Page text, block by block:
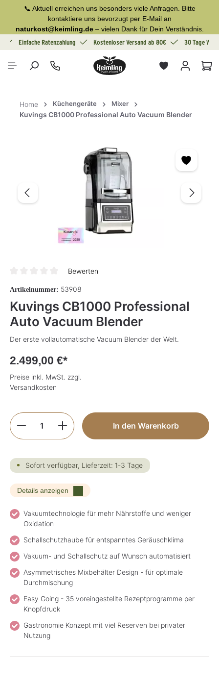
springen
📞 Aktuell erreichen uns besonders viele Anfragen. Bitte
kontaktiere uns bevorzugt per E-Mail an
naturkost@keimling.de– vielen Dank für Dein Verständnis.
Einfache Ratenzahlung Kostenloser Versand ab 80€ 30 Tage
Home Küchengeräte Mixer
Kuvings CB1000 Professional Auto Vacuum Blender
Bewerten
Artikelnummer: 53908
Kuvings CB1000 Professional
Auto Vacuum Blender
Der erste vollautomatische Vacuum Blender der Welt.
2.499,00 €*
Preise inkl. MwSt. zzgl.
Versandkosten
Produkt Anzahl: Gib den gewünschten
In den Warenkorb
Sofort verfügbar, Lieferzeit: 1-3 Tage
Details anzeigen
Vakuumtechnologie für mehr Nährstoffe und weniger
Oxidation
Schallschutzhaube für entspanntes Geräuschklima
Vakuum- und Schallschutz auf Wunsch automatisiert
Asymmetrisches Mixbehälter Design - für optimale
Durchmischung
Easy Going - 35 voreingestellte Rezeptprogramme per
Knopfdruck
Gastronomie Konzept mit viel Reserven bei privater
Nutzung